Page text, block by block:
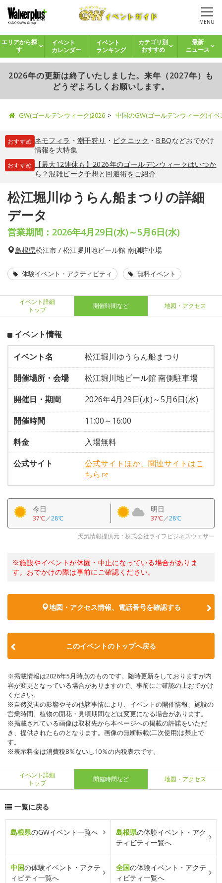
MENU
エリアから探
す
イベント
カレンダー
イベント
ランキング
カテゴリ別
おすすめ
最新
ニュース
2026年の更新は終了いたしました。来年（2027年）も
どうぞよろしくお願いします。
GW(ゴールデンウィーク)2026 中国のGW(ゴールデンウィーク)イ
おすすめ ネモフィラ ・ 潮干狩り ・ ピクニック ・ BBQなどおでかけ
情報を大特集
おすすめ
【最大12連休も】2026年のゴールデンウィークはいつか
ら？混雑ピーク予想と回避術をご紹介
松江堀川ゆうらん船まつりの詳細
データ
営業期間：2026年4月29日(水)～5月6日(水)
島根県松江市 / 松江堀川地ビール館 南側駐車場
体験イベント・アクティビティ 無料イベント
イベント詳細
トップ
開催時間など 地図・アクセス
イベント情報
イベント名
松江堀川ゆうらん船まつり
開催場所・会場
松江堀川地ビール館 南側駐車場
開催日・期間
2026年4月29日(水)～5月6日(水)
開催時間
11:00～16:00
料金
入場無料
公式サイト
公式サイトほか、関連サイトはこ
ちら
今日
37℃／28℃
明日
37℃／28℃
天気情報提供元：株式会社ライフビジネスウェザー
※施設やイベントが休園・中止になっている場合がありま
す。おでかけの際は事前にご確認ください。
地図・アクセス情報、電話番号を確認する
このイベントのトップへ戻る
※掲載情報は2026年5月時点のものです。随時更新をしておりますが内
容が変更となっている場合がありますので、事前にご確認の上おでかけ
ください。
※自然災害の影響やその他諸事情により、イベントの開催情報、施設の
営業時間、植物の開花・見頃期間などは変更になる場合があります。
※掲載されている画像は取材先から本ページへの掲載の許諾をいただ
き、提供されたものとなります。画像の無断転載(二次使用)は禁止で
す。
※表示料金は消費税8％ないし10％の内税表示です。
イベント詳細
トップ
開催時間など 地図・アクセス
一覧に戻る
島根県のGWイベント一覧へ 島根県の体験イベント・アク
ティビティ一覧へ
中国の体験イベント・アクテ
ィビティ一覧へ
全国の体験イベント・アクテ
ィビティ一覧へ